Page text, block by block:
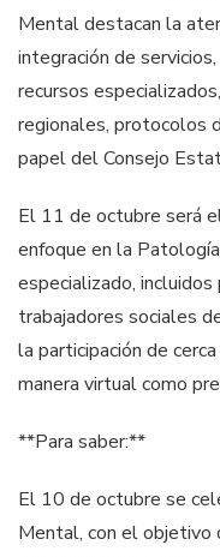
Mental destacan la
integración de
recursos
regionales, protocolos
papel del Consejo
El 11 de octubre será
enfoque en la
especializado,
trabajadores sociales
la participación de
manera virtual como
**Para saber:**
El 10 de octubre se
Mental, con el objetivo